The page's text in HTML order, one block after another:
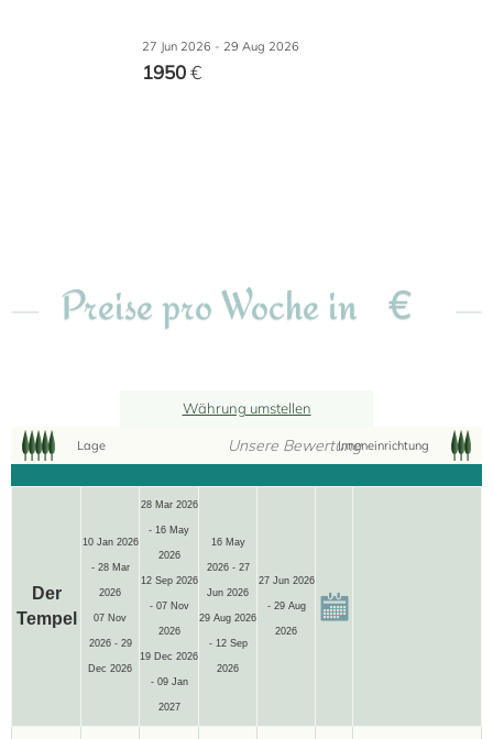
27 Jun 2026 - 29 Aug 2026
1950€
Preise pro Woche in €
Währung umstellen
Lage Unsere BewertungInneneinrichtung
Der
Tempel
10 Jan 2026
- 28 Mar
2026
07 Nov
2026 - 29
Dec 2026
28 Mar 2026
- 16 May
2026
12 Sep 2026
- 07 Nov
2026
19 Dec 2026
- 09 Jan
2027
16 May
2026 - 27
Jun 2026
29 Aug 2026
- 12 Sep
2026
27 Jun 2026
- 29 Aug
2026